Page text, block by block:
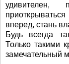
вперед, стань
Будь всегда
Только такими
замечательный